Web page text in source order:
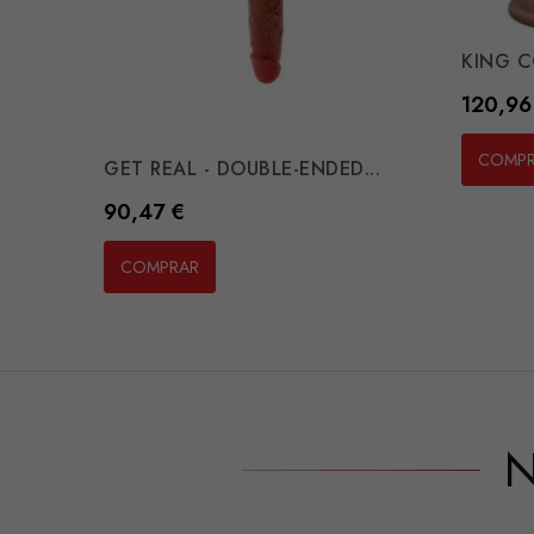
GET REAL - DOUBLE-ENDED...
Preço
90,47 €
COMPRAR
KING
Preço